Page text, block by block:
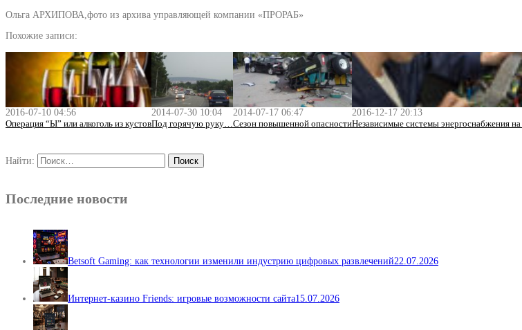
Ольга АРХИПОВА,фото из архива управляющей компании «ПРОРАБ»
Похожие записи:
2016-07-10 04:56
Операция “Ы” или алкоголь из кустов
2014-07-30 10:04
Под горячую руку…
2014-07-17 06:47
Сезон повышенной опасности
2016-12-17 20:13
Независимые системы энергоснабжения
Найти:
Последние новости
Betsoft Gaming: как технологии изменили индустрию цифровых развлечений22.07.2026
Интернет-казино Friends: игровые возможности сайта15.07.2026